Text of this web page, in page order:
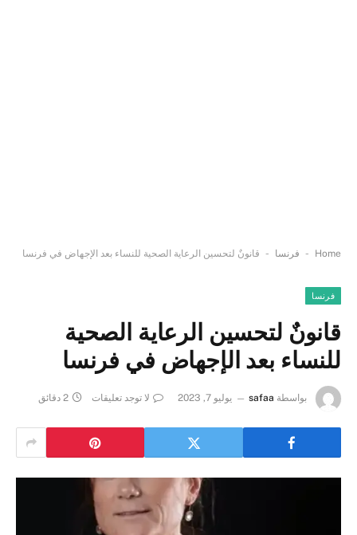
Home
- فرنسا - قانونٌ لتحسين الرعاية الصحية للنساء بعد الإجهاض في فرنسا
فرنسا
قانونٌ لتحسين الرعاية الصحية
للنساء بعد الإجهاض في فرنسا
بواسطة safaa يوليو 7, 2023 لا توجد تعليقات 2 دقائق